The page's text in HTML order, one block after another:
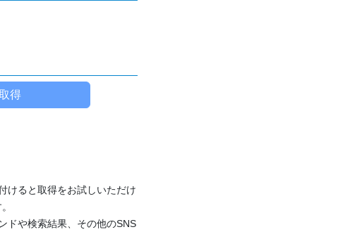
けると取得をお試しいただけ
ドや検索結果、その他のSNS